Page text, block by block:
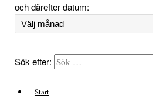
och därefter datum:
Sök efter:
Start